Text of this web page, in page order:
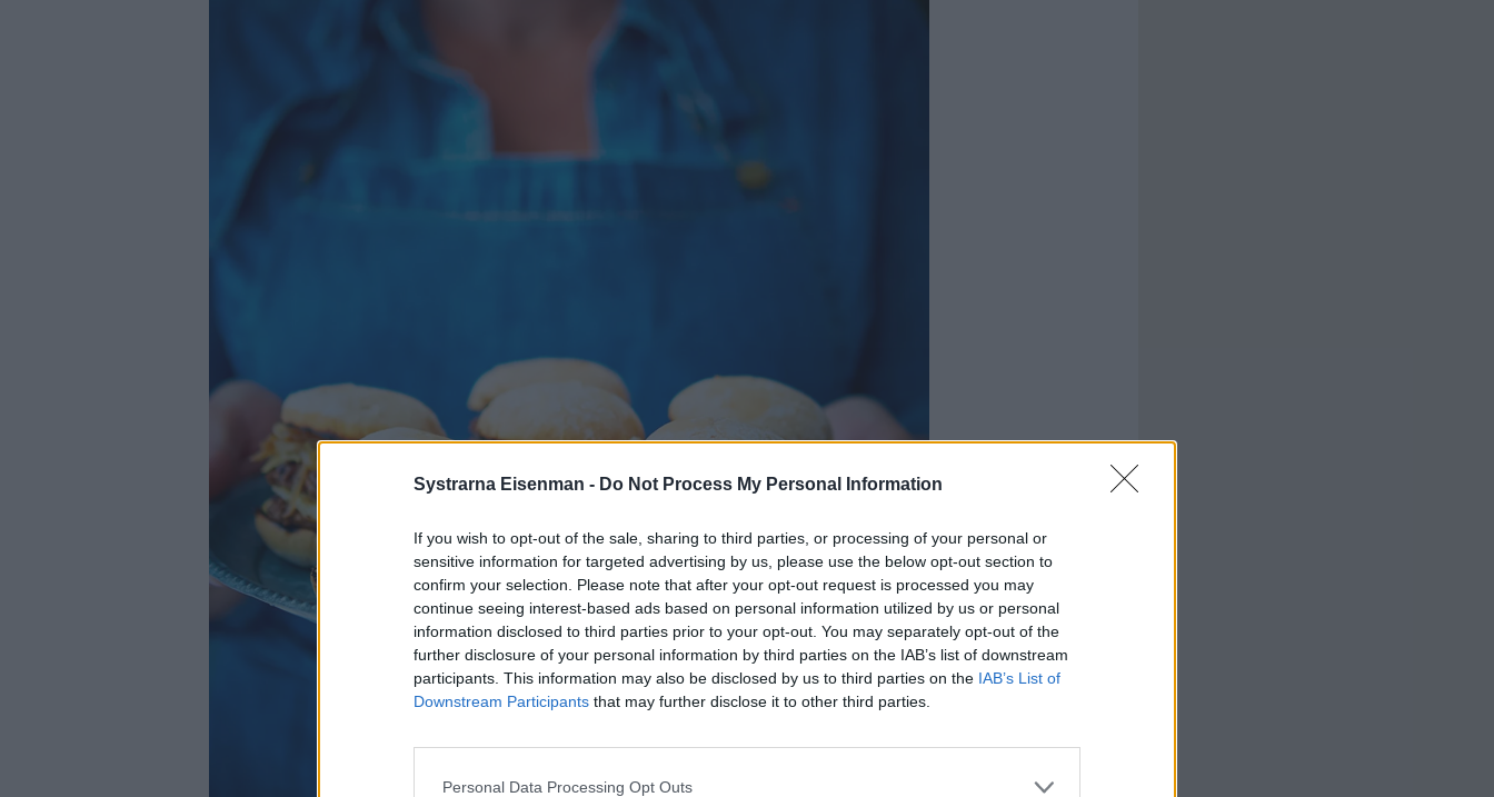
Systrarna Eisenman - Do Not Process My Personal Information
If you wish to opt-out of the sale, sharing to third parties, or processing of your personal or
sensitive information for targeted advertising by us, please use the below opt-out section to
confirm your selection. Please note that after your opt-out request is processed you may
continue seeing interest-based ads based on personal information utilized by us or personal
information disclosed to third parties prior to your opt-out. You may separately opt-out of the
further disclosure of your personal information by third parties on the IAB’s list of downstream
participants. This information may also be disclosed by us to third parties on the IAB’s List of
Downstream Participants that may further disclose it to other third parties.
Personal Data Processing Opt Outs